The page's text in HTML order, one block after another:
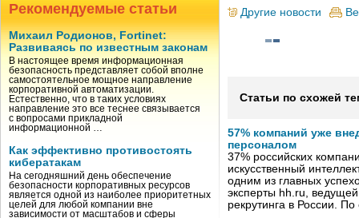
Рекомендуемые статьи
Михаил Родионов, Fortinet:
Развиваясь по известным законам
В настоящее время информационная
безопасность представляет собой вполне
самостоятельное мощное направление
корпоративной автоматизации.
Естественно, что в таких условиях
направление это все теснее связывается
с вопросами прикладной
информационной …
Как эффективно противостоять
кибератакам
На сегодняшний день обеспечение
безопасности корпоративных ресурсов
является одной из наиболее приоритетных
целей для любой компании вне
зависимости от масштабов и сферы
Другие новости
Статьи по схожей
57% компаний уже
персоналом
37% российских
искусственный
одним из главных
эксперты hh.ru,
рекрутинга в России.